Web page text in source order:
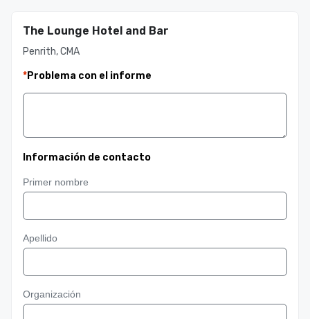
The Lounge Hotel and Bar
Penrith, CMA
*Problema con el informe
Información de contacto
Primer nombre
Apellido
Organización